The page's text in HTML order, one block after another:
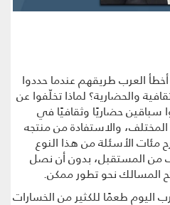
العرب طريقهم عندما حددوا
والحضارية؟ لماذا تخلّفوا عن
سباقين حضاريًا وثقافيًا في
والاستفادة من منتجه
مئات الأسئلة من هذا النوع
من المستقبل، بدون أن نصل
المسالك نحو تطور ممكن.
اليوم طعمًا للكثير من الخسارات